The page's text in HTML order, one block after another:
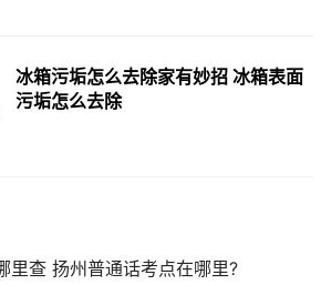
冰箱污垢怎么去除家有妙招 冰箱表面
污垢怎么去除
里查 扬州普通话考点在哪里?